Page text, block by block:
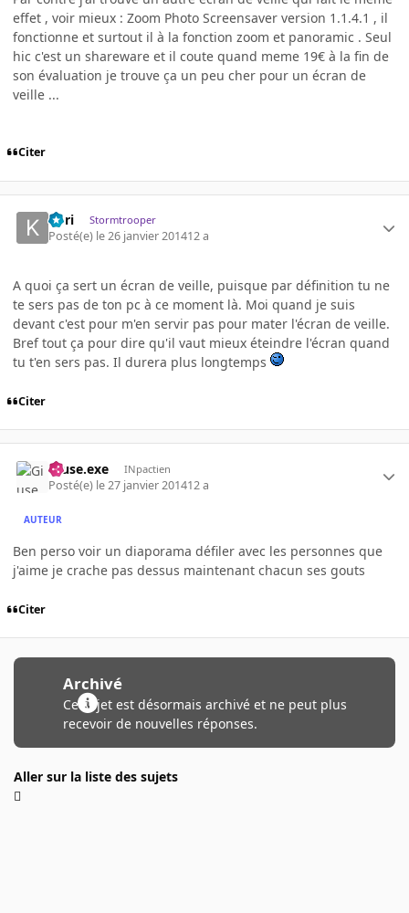
effet , voir mieux : Zoom Photo Screensaver version 1.1.4.1 , il
fonctionne et surtout il à la fonction zoom et panoramic . Seul
hic c'est un shareware et il coute quand meme 19€ à la fin de
son évaluation je trouve ça un peu cher pour un écran de
veille ...
Citer
Kori Stormtrooper
Posté(e) le 26 janvier 201412 a
A quoi ça sert un écran de veille, puisque par définition tu ne
te sers pas de ton pc à ce moment là. Moi quand je suis
devant c'est pour m'en servir pas pour mater l'écran de veille.
Bref tout ça pour dire qu'il vaut mieux éteindre l'écran quand
tu t'en sers pas. Il durera plus longtemps
Citer
Giuse.exe INpactien
Posté(e) le 27 janvier 201412 a
AUTEUR
Ben perso voir un diaporama défiler avec les personnes que
j'aime je crache pas dessus maintenant chacun ses gouts
Citer
Archivé
Ce sujet est désormais archivé et ne peut plus
recevoir de nouvelles réponses.
Aller sur la liste des sujets